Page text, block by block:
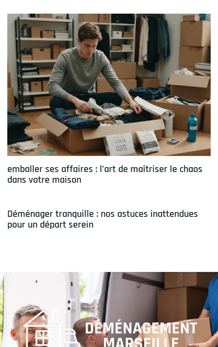
emballer ses affaires : l’art de maîtriser le chaos
dans votre maison
Déménager tranquille : nos astuces inattendues
pour un départ serein